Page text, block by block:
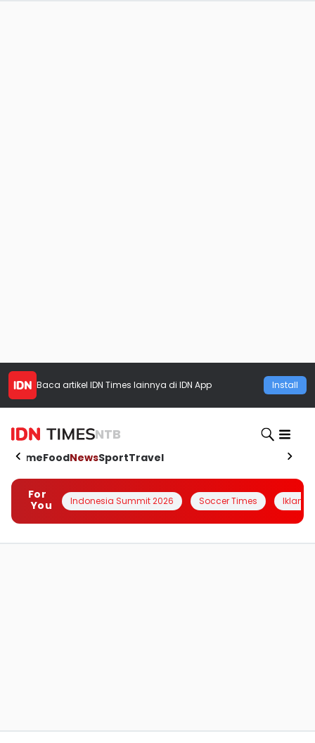
Baca artikel IDN Times lainnya di IDN App Install
NTB
HomeFoodNewsSportTravel
For
You
Indonesia Summit 2026 Soccer Times Iklanin